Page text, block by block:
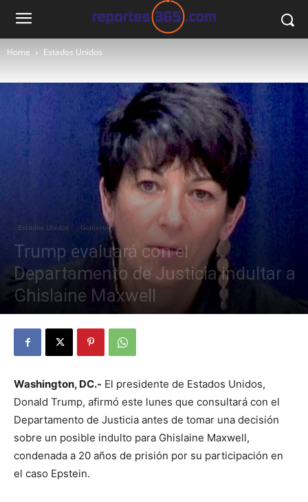
Home Estados Unidos
Estados Unidos Gobierno
Trump evaluará con el
Departamento de Justicia indultar a
Ghislaine Maxwell
By Julio Valdez - octubre 6, 2025 25
Washington, DC.- El presidente de Estados Unidos,
Donald Trump, afirmó este lunes que consultará con el
Departamento de Justicia antes de tomar una decisión
sobre un posible indulto para Ghislaine Maxwell,
condenada a 20 años de prisión por su participación en
el caso Epstein.